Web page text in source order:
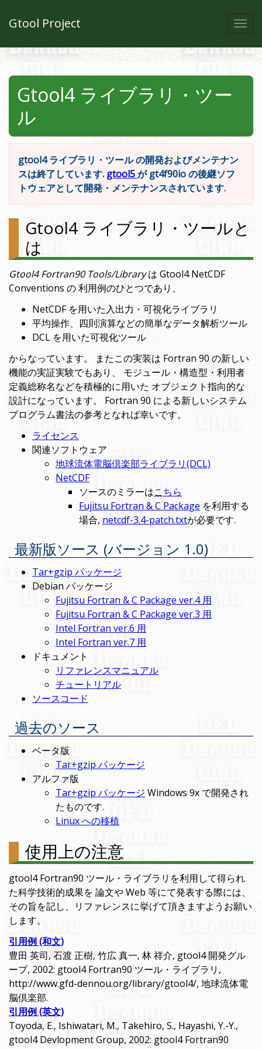
Gtool Project
Gtool4 ライブラリ・ツー
ル
gtool4 ライブラリ・ツール の開発およびメンテナン
スは終了しています. gtool5が gt4f90io の後継ソフ
トウェアとして開発・メンテナンスされています.
Gtool4 ライブラリ・ツールと
は
Gtool4 Fortran90 Tools/Libraryは Gtool4 NetCDF
Conventions の 利用例のひとつであり、
NetCDF を用いた入出力・可視化ライブラリ
平均操作、四則演算などの簡単なデータ解析ツール
DCL を用いた可視化ツール
からなっています。 またこの実装は Fortran 90 の新しい
機能の実証実験でもあり、 モジュール・構造型・利用者
定義総称名などを積極的に用いた オブジェクト指向的な
設計になっています。 Fortran 90 による新しいシステム
プログラム書法の参考となれば幸いです。
ライセンス
関連ソフトウェア
地球流体電脳倶楽部ライブラリ(DCL)
NetCDF
ソースのミラーはこちら
Fujitsu Fortran & C Package を利用する
場合, netcdf-3.4-patch.txtが必要です.
最新版ソース (バージョン 1.0)
Tar+gzip パッケージ
Debian パッケージ
Fujitsu Fortran & C Package ver.4 用
Fujitsu Fortran & C Package ver.3 用
Intel Fortran ver.6 用
Intel Fortran ver.7 用
ドキュメント
リファレンスマニュアル
チュートリアル
ソースコード
過去のソース
ベータ版
Tar+gzip パッケージ
アルファ版
Tar+gzip パッケージ Windows 9x で開発され
たものです.
Linux への移植
使用上の注意
gtool4 Fortran90 ツール・ライブラリを利用して得られ
た科学技術的成果を 論文や Web 等にて発表する際には、
その旨を記し、リファレンスに挙げて頂きますようお願い
します。
引用例 (和文)
豊田 英司, 石渡 正樹, 竹広 真一, 林 祥介, gtool4 開発グル
ープ, 2002: gtool4 Fortran90 ツール・ライブラリ,
http://www.gfd-dennou.org/library/gtool4/, 地球流体電
脳倶楽部.
引用例 (英文)
Toyoda, E., Ishiwatari, M., Takehiro, S., Hayashi, Y.-Y.,
gtool4 Devlopment Group, 2002: gtool4 Fortran90